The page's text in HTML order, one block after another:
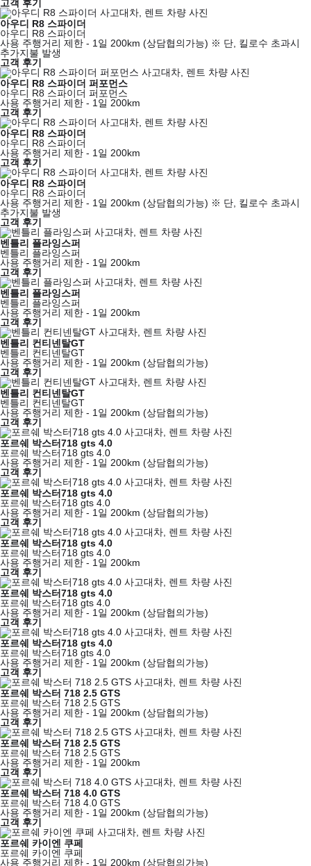
고객 후기
아우디 R8 스파이더
아우디 R8 스파이더
사용 주행거리 제한 - 1일 200km (상담협의가능) ※ 단, 킬로수 초과시
추가지불 발생
고객 후기
아우디 R8 스파이더 퍼포먼스
아우디 R8 스파이더 퍼포먼스
사용 주행거리 제한 - 1일 200km
고객 후기
아우디 R8 스파이더
아우디 R8 스파이더
사용 주행거리 제한 - 1일 200km
고객 후기
아우디 R8 스파이더
아우디 R8 스파이더
사용 주행거리 제한 - 1일 200km (상담협의가능) ※ 단, 킬로수 초과시
추가지불 발생
고객 후기
벤틀리 플라잉스퍼
벤틀리 플라잉스퍼
사용 주행거리 제한 - 1일 200km
고객 후기
벤틀리 플라잉스퍼
벤틀리 플라잉스퍼
사용 주행거리 제한 - 1일 200km
고객 후기
벤틀리 컨티넨탈GT
벤틀리 컨티넨탈GT
사용 주행거리 제한 - 1일 200km (상담협의가능)
고객 후기
벤틀리 컨티넨탈GT
벤틀리 컨티넨탈GT
사용 주행거리 제한 - 1일 200km (상담협의가능)
고객 후기
포르쉐 박스터718 gts 4.0
포르쉐 박스터718 gts 4.0
사용 주행거리 제한 - 1일 200km (상담협의가능)
고객 후기
포르쉐 박스터718 gts 4.0
포르쉐 박스터718 gts 4.0
사용 주행거리 제한 - 1일 200km (상담협의가능)
고객 후기
포르쉐 박스터718 gts 4.0
포르쉐 박스터718 gts 4.0
사용 주행거리 제한 - 1일 200km
고객 후기
포르쉐 박스터718 gts 4.0
포르쉐 박스터718 gts 4.0
사용 주행거리 제한 - 1일 200km (상담협의가능)
고객 후기
포르쉐 박스터718 gts 4.0
포르쉐 박스터718 gts 4.0
사용 주행거리 제한 - 1일 200km (상담협의가능)
고객 후기
포르쉐 박스터 718 2.5 GTS
포르쉐 박스터 718 2.5 GTS
사용 주행거리 제한 - 1일 200km (상담협의가능)
고객 후기
포르쉐 박스터 718 2.5 GTS
포르쉐 박스터 718 2.5 GTS
사용 주행거리 제한 - 1일 200km
고객 후기
포르쉐 박스터 718 4.0 GTS
포르쉐 박스터 718 4.0 GTS
사용 주행거리 제한 - 1일 200km (상담협의가능)
고객 후기
포르쉐 카이엔 쿠페
포르쉐 카이엔 쿠페
사용 주행거리 제한 - 1일 200km (상담협의가능)